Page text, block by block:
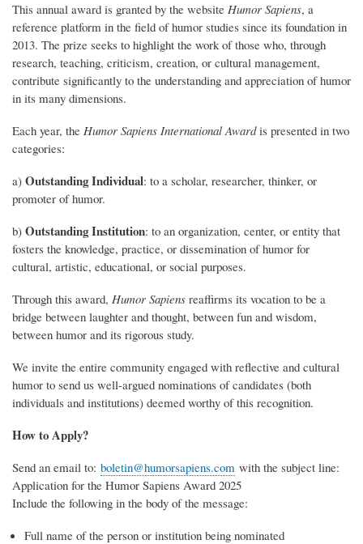
This annual award is granted by the website Humor Sapiens, a
reference platform in the field of humor studies since its foundation in
2013. The prize seeks to highlight the work of those who, through
research, teaching, criticism, creation, or cultural management,
contribute significantly to the understanding and appreciation of humor
in its many dimensions.
Each year, the Humor Sapiens International Awardis presented in two
categories:
a) Outstanding Individual: to a scholar, researcher, thinker, or
promoter of humor.
b) Outstanding Institution: to an organization, center, or entity that
fosters the knowledge, practice, or dissemination of humor for
cultural, artistic, educational, or social purposes.
Through this award, Humor Sapiens reaffirms its vocation to be a
bridge between laughter and thought, between fun and wisdom,
between humor and its rigorous study.
We invite the entire community engaged with reflective and cultural
humor to send us well-argued nominations of candidates (both
individuals and institutions) deemed worthy of this recognition.
How to Apply?
Send an email to: boletin@humorsapiens.com with the subject line:
Application for the Humor Sapiens Award 2025
Include the following in the body of the message:
Full name of the person or institution being nominated